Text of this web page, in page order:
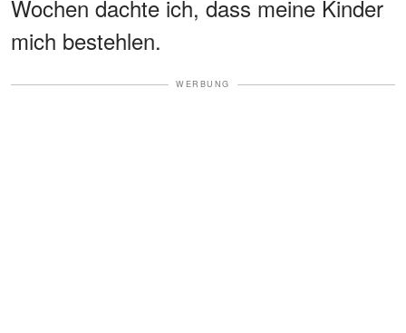
Wochen dachte ich, dass meine Kinder
mich bestehlen.
WERBUNG